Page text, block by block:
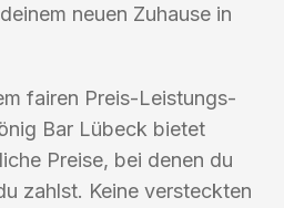
neuen Zuhause in
fairen Preis-Leistungs-
Bar Lübeck bietet
Preise, bei denen du
zahlst. Keine versteckten